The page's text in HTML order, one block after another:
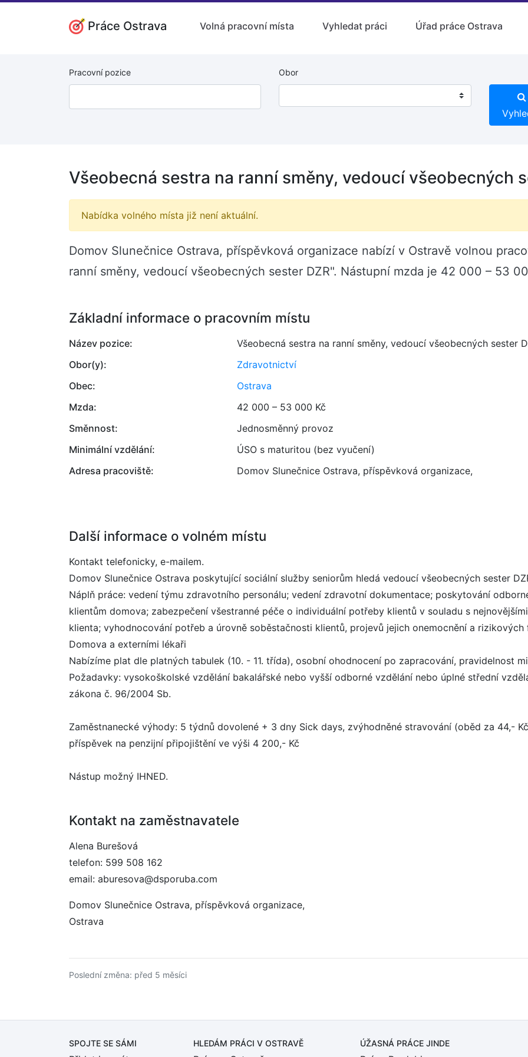
Práce Ostrava Volná pracovní místa Vyhledat práci Úřad práce Ostrava
Pracovní pozice Obor
Všeobecná sestra na ranní směny, vedoucí všeobecných
Nabídka volného místa již není aktuální.
Domov Slunečnice Ostrava, příspěvková organizace nabízí v Ostravě volnou
ranní směny, vedoucí všeobecných sester DZR". Nástupní mzda je 42 000 – 53
Základní informace o pracovním místu
Název pozice:
Všeobecná sestra na ranní směny, vedoucí všeobecných sester
Obor(y):
Zdravotnictví
Obec:
Ostrava
Mzda:
42 000 – 53 000 Kč
Směnnost:
Jednosměnný provoz
Minimální vzdělání:
ÚSO s maturitou (bez vyučení)
Adresa pracoviště:
Domov Slunečnice Ostrava, příspěvková organizace,
Další informace o volném místu
Kontakt telefonicky, e-mailem.
Domov Slunečnice Ostrava poskytující sociální služby seniorům hledá vedoucí všeobecných sester
Náplň práce: vedení týmu zdravotního personálu; vedení zdravotní dokumentace; poskytování
klientům domova; zabezpečení všestranné péče o individuální potřeby klientů v souladu s
klienta; vyhodnocování potřeb a úrovně soběstačnosti klientů, projevů jejich onemocnění a
Domova a externími lékaři
Nabízíme plat dle platných tabulek (10. - 11. třída), osobní ohodnocení po zapracování, pravidelnost
Požadavky: vysokoškolské vzdělání bakalářské nebo vyšší odborné vzdělání nebo úplné střední
zákona č. 96/2004 Sb.
Zaměstnanecké výhody: 5 týdnů dovolené + 3 dny Sick days, zvýhodněné stravování (oběd za 44,-
příspěvek na penzijní připojištění ve výši 4 200,- Kč
Nástup možný IHNED.
Kontakt na zaměstnavatele
Alena Burešová
telefon: 599 508 162
email: aburesova@dsporuba.com
Domov Slunečnice Ostrava, příspěvková organizace,
Ostrava
Poslední změna: před 5 měsíci
SPOJTE SE SÁMI HLEDÁM PRÁCI V OSTRAVĚ ÚŽASNÁ PRÁCE JINDE